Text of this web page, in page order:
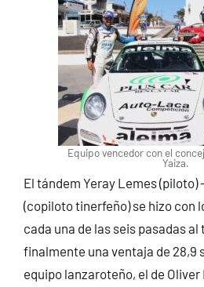
Equipo vencedor con el
Yaiza.
El tándem Yeray Lemes (piloto)
(copiloto tinerfeño) se hizo con
cada una de las seis pasadas
finalmente una ventaja de 28,9
equipo lanzaroteño, el de Oliver